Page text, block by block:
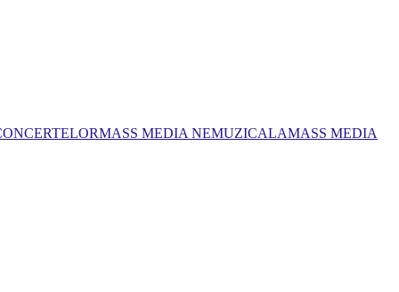
MASS MEDIA NEMUZICALAMASS MEDIA